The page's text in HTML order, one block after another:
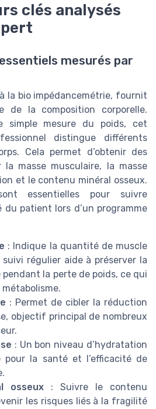
clés analysés
mesurés par
la bio impédancemétrie, fournit
de la composition corporelle.
simple mesure du poids, cet
distingue différents
Cela permet d’obtenir des
la masse musculaire, la masse
et le contenu minéral osseux.
essentielles pour suivre
du patient lors d’un programme
: Indique la quantité de muscle
régulier aide à préserver la
pendant la perte de poids, ce qui
: Permet de cibler la réduction
objectif principal de nombreux
: Un bon niveau d’hydratation
pour la santé et l’efficacité de
osseux : Suivre le contenu
les risques liés à la fragilité